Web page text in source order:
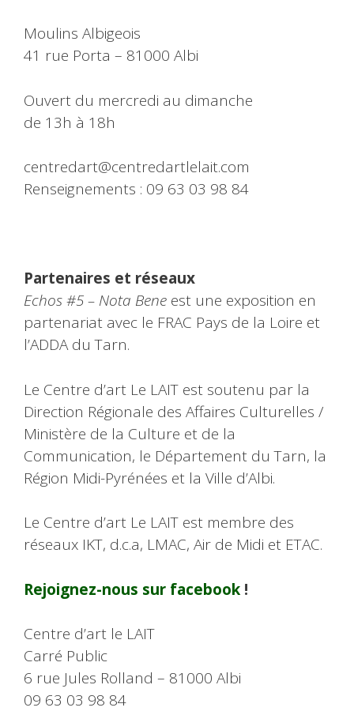
Moulins Albigeois
41 rue Porta – 81000 Albi
Ouvert du mercredi au dimanche
de 13h à 18h
centredart@centredartlelait.com
Renseignements : 09 63 03 98 84
Partenaires et réseaux
Echos #5 – Nota Bene est une exposition en
partenariat avec le FRAC Pays de la Loire et
l’ADDA du Tarn.
Le Centre d’art Le LAIT est soutenu par la
Direction Régionale des Affaires Culturelles /
Ministère de la Culture et de la
Communication, le Département du Tarn, la
Région Midi-Pyrénées et la Ville d’Albi.
Le Centre d’art Le LAIT est membre des
réseaux IKT, d.c.a, LMAC, Air de Midi et ETAC.
Rejoignez-nous sur facebook !
Centre d’art le LAIT
Carré Public
6 rue Jules Rolland – 81000 Albi
09 63 03 98 84